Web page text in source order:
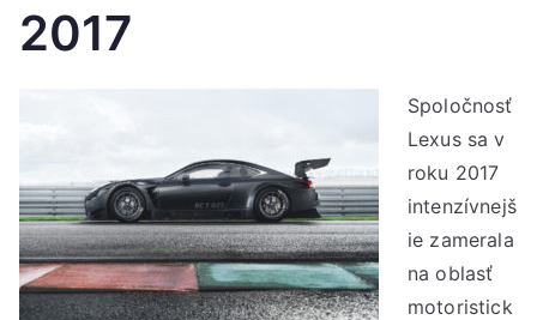
2017
Spoločnosť
Lexus sa v
roku 2017
intenzívnejš
ie zamerala
na oblasť
motoristick